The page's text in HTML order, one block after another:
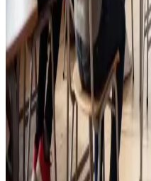
Skoleventilation
Frisk luft og bedre
i Helsingør.
Læs mere